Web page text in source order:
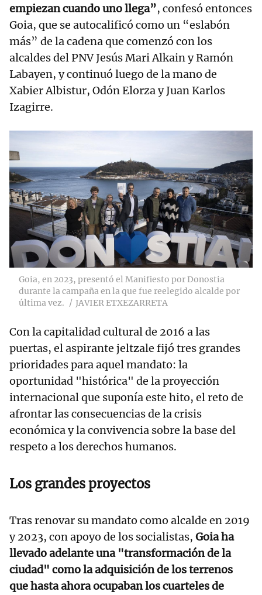
empiezan cuando uno llega”, confesó entonces
Goia, que se autocalificó como un “eslabón
más” de la cadena que comenzó con los
alcaldes del PNV Jesús Mari Alkain y Ramón
Labayen, y continuó luego de la mano de
Xabier Albistur, Odón Elorza y Juan Karlos
Izagirre.
Goia, en 2023, presentó el Manifiesto por Donostia
durante la campaña en la que fue reelegido alcalde por
última vez.
JAVIER ETXEZARRETA
Con la capitalidad cultural de 2016 a las
puertas, el aspirante jeltzale fijó tres grandes
prioridades para aquel mandato: la
oportunidad "histórica" de la proyección
internacional que suponía este hito, el reto de
afrontar las consecuencias de la crisis
económica y la convivencia sobre la base del
respeto a los derechos humanos.
Los grandes proyectos
Tras renovar su mandato como alcalde en 2019
y 2023, con apoyo de los socialistas, Goia ha
llevado adelante una "transformación de la
ciudad" como la adquisición de los terrenos
que hasta ahora ocupaban los cuarteles de